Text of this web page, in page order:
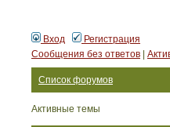
Вход
Регистрация
Сообщения без ответов
Список форумов
Активные темы